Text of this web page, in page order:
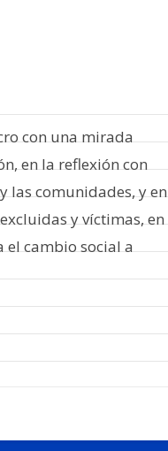
con una mirada
en la reflexión con
las comunidades, y en
y víctimas, en
el cambio social a